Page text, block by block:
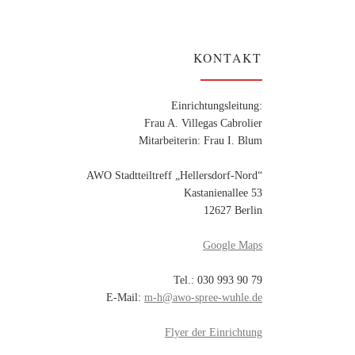
KONTAKT
Einrichtungsleitung:
Frau A. Villegas Cabrolier
Mitarbeiterin: Frau I. Blum
AWO Stadtteiltreff „Hellersdorf-Nord“
Kastanienallee 53
12627 Berlin
Google Maps
Tel.: 030 993 90 79
E-Mail: m-h@awo-spree-wuhle.de
Flyer der Einrichtung